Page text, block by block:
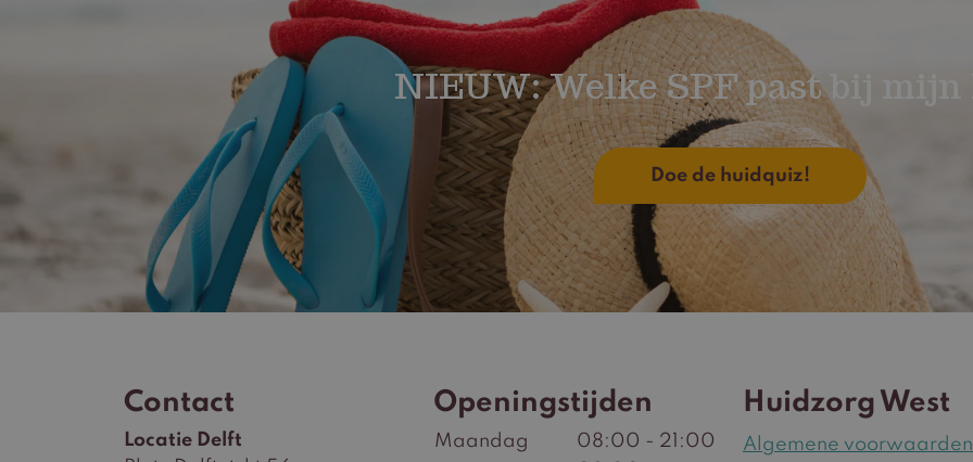
NIEUW: Welke SPF past bij mijn
Doe de huidquiz!
Contact
Locatie Delft
Openingstijden
Maandag
08:00 - 21:00
Huidzorg West
Algemene voorwaarden